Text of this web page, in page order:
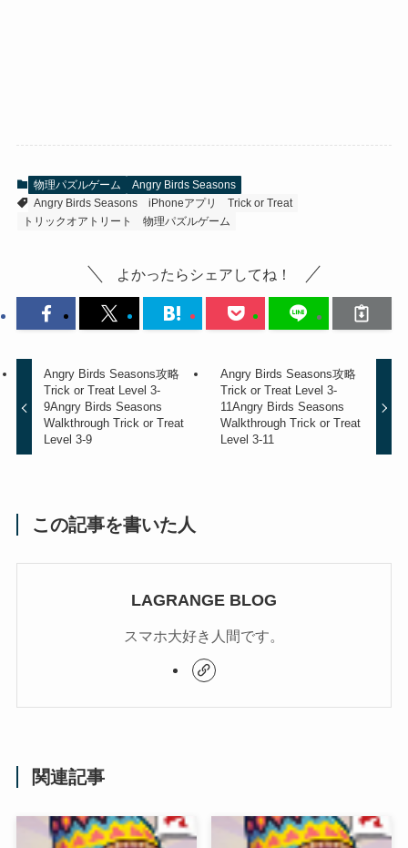
物理パズルゲーム
Angry Birds Seasons
Angry Birds Seasons
iPhoneアプリ
Trick or Treat
トリックオアトリート
物理パズルゲーム
よかったらシェアしてね！
Angry Birds Seasons攻略
Trick or Treat Level 3-
9Angry Birds Seasons
Walkthrough Trick or Treat
Level 3-9
Angry Birds Seasons攻略
Trick or Treat Level 3-
11Angry Birds Seasons
Walkthrough Trick or Treat
Level 3-11
この記事を書いた人
LAGRANGE BLOG
スマホ大好き人間です。
関連記事